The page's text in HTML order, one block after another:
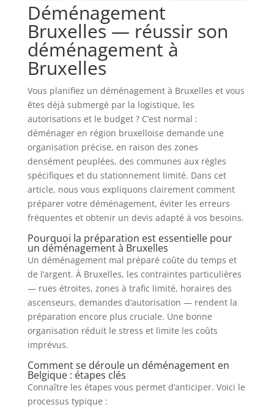
Déménagement
Bruxelles — réussir son
déménagement à
Bruxelles
Vous planifiez un déménagement à Bruxelles et vous
êtes déjà submergé par la logistique, les
autorisations et le budget ? C’est normal :
déménager en région bruxelloise demande une
organisation précise, en raison des zones
densément peuplées, des communes aux règles
spécifiques et du stationnement limité. Dans cet
article, nous vous expliquons clairement comment
préparer votre déménagement, éviter les erreurs
fréquentes et obtenir un devis adapté à vos besoins.
Pourquoi la préparation est essentielle pour
un déménagement à Bruxelles
Un déménagement mal préparé coûte du temps et
de l’argent. À Bruxelles, les contraintes particulières
— rues étroites, zones à trafic limité, horaires des
ascenseurs, demandes d’autorisation — rendent la
préparation encore plus cruciale. Une bonne
organisation réduit le stress et limite les coûts
imprévus.
Comment se déroule un déménagement en
Belgique : étapes clés
Connaître les étapes vous permet d’anticiper. Voici le
processus typique :